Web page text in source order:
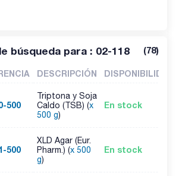
búsqueda para : 02-118 (78)
DESCRIPCIÓN DISPONIBILIDAD
500
Triptona y Soja
Caldo (TSB) (x
500 g)
En stock
500
XLD Agar (Eur.
Pharm.) (x 500
g)
En stock